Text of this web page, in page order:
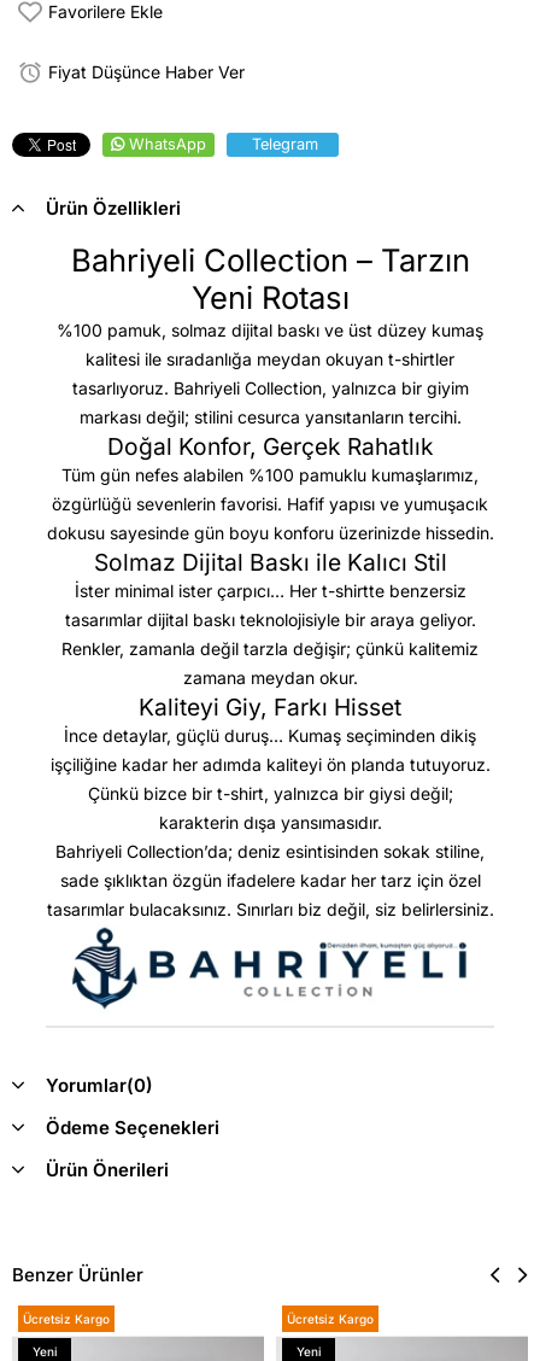
Favorilere Ekle
Fiyat Düşünce Haber Ver
WhatsApp Telegram
Ürün Özellikleri
Bahriyeli Collection – Tarzın
Yeni Rotası
%100 pamuk, solmaz dijital baskı ve üst düzey kumaş
kalitesi ile sıradanlığa meydan okuyan t-shirtler
tasarlıyoruz. Bahriyeli Collection, yalnızca bir giyim
markası değil; stilini cesurca yansıtanların tercihi.
Doğal Konfor, Gerçek Rahatlık
Tüm gün nefes alabilen %100 pamuklu kumaşlarımız,
özgürlüğü sevenlerin favorisi. Hafif yapısı ve yumuşacık
dokusu sayesinde gün boyu konforu üzerinizde hissedin.
Solmaz Dijital Baskı ile Kalıcı Stil
İster minimal ister çarpıcı… Her t-shirtte benzersiz
tasarımlar dijital baskı teknolojisiyle bir araya geliyor.
Renkler, zamanla değil tarzla değişir; çünkü kalitemiz
zamana meydan okur.
Kaliteyi Giy, Farkı Hisset
İnce detaylar, güçlü duruş… Kumaş seçiminden dikiş
işçiliğine kadar her adımda kaliteyi ön planda tutuyoruz.
Çünkü bizce bir t-shirt, yalnızca bir giysi değil;
karakterin dışa yansımasıdır.
Bahriyeli Collection’da; deniz esintisinden sokak stiline,
sade şıklıktan özgün ifadelere kadar her tarz için özel
tasarımlar bulacaksınız. Sınırları biz değil, siz belirlersiniz.
Yorumlar(0)
Ödeme Seçenekleri
Ürün Önerileri
Benzer Ürünler
Ücretsiz Kargo
Yeni
Ücretsiz Kargo
Yeni